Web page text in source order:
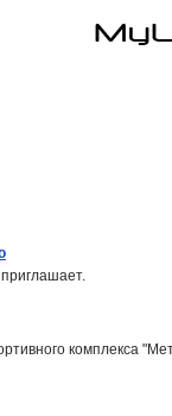
комплекса